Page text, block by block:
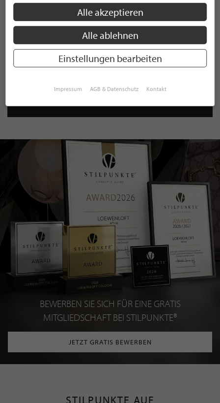
ist jederzeit möglich.
ANMELDEN
Mit der Anmeldung an unserem Newsletter stimmen Sie unseren
Datenschutzbestimmungen
BEWERBEN SIE SICH FÜR EINE GRATIS
MITGLIEDSCHAFT BEI STILPUNKTE®
JETZT GRATIS BEWERBEN
STILPUNKTE AUF
Alle akzeptieren
Alle ablehnen
Einstellungen bearbeiten
Impressum AGB & Datenschutz Kontakt